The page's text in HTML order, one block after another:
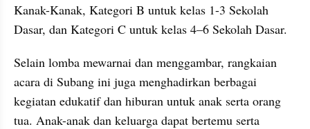
Kanak-Kanak, Kategori B untuk kelas 1-3 Sekolah
Dasar, dan Kategori C untuk kelas 4–6 Sekolah Dasar.
Selain lomba mewarnai dan menggambar, rangkaian
acara di Subang ini juga menghadirkan berbagai
kegiatan edukatif dan hiburan untuk anak serta orang
tua. Anak-anak dan keluarga dapat bertemu serta